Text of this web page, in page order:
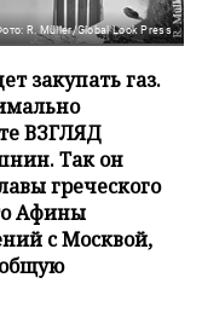
R. Müller/Global Look Press
закупать газ.
ВЗГЛЯД
Так он
греческого
Афины
с Москвой,